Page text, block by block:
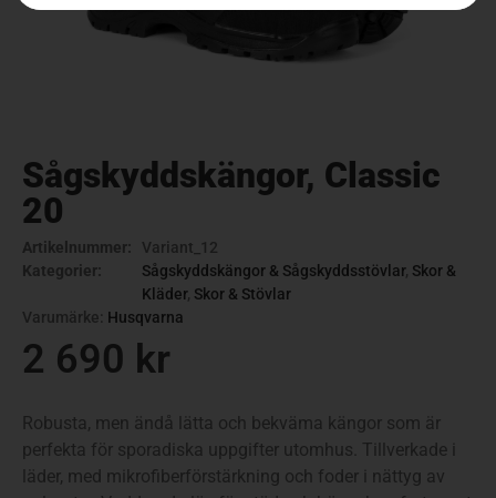
Sågskyddskängor, Classic
20
Artikelnummer:
Variant_12
Kategorier:
Sågskyddskängor & Sågskyddsstövlar, Skor &
Kläder, Skor & Stövlar
Varumärke: Husqvarna
2 690 kr
Robusta, men ändå lätta och bekväma kängor som är
perfekta för sporadiska uppgifter utomhus. Tillverkade i
läder, med mikrofiberförstärkning och foder i nättyg av